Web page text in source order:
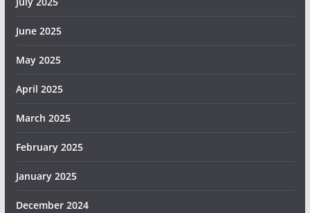
June 2025
May 2025
April 2025
March 2025
February 2025
January 2025
December 2024